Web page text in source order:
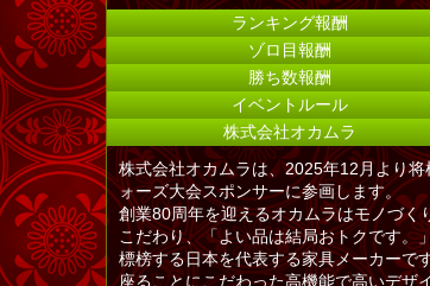
ランキング報酬
ゾロ目報酬
勝ち数報酬
イベントルール
株式会社オカムラ
株式会社オカムラは、2025年12月より将
ォーズ大会スポンサーに参画します。
創業80周年を迎えるオカムラはモノづく
こだわり、「よい品は結局おトクです。
標榜する日本を代表する家具メーカーで
座ることにこだわった高機能で高いデザ